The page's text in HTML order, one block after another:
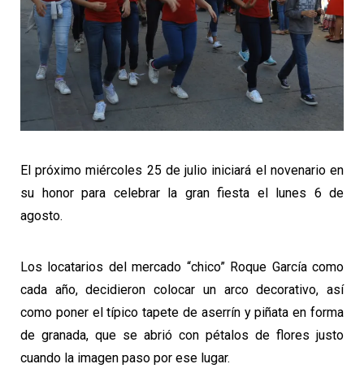
El próximo miércoles 25 de julio iniciará el novenario en
su honor para celebrar la gran fiesta el lunes 6 de
agosto.
Los locatarios del mercado “chico” Roque García como
cada año, decidieron colocar un arco decorativo, así
como poner el típico tapete de aserrín y piñata en forma
de granada, que se abrió con pétalos de flores justo
cuando la imagen paso por ese lugar.